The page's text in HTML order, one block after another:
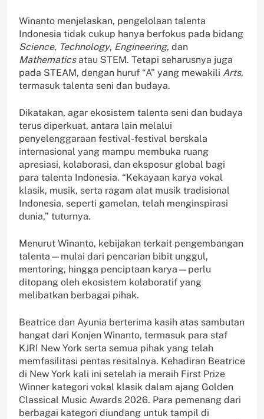
Winanto menjelaskan, pengelolaan talenta
Indonesia tidak cukup hanya berfokus pada bidang
Science, Technology, Engineering, dan
Mathematicsatau STEM. Tetapi seharusnya juga
pada STEAM, dengan huruf “A” yang mewakili Arts,
termasuk talenta seni dan budaya.
Dikatakan, agar ekosistem talenta seni dan budaya
terus diperkuat, antara lain melalui
penyelenggaraan festival-festival berskala
internasional yang mampu membuka ruang
apresiasi, kolaborasi, dan eksposur global bagi
para talenta Indonesia. “Kekayaan karya vokal
klasik, musik, serta ragam alat musik tradisional
Indonesia, seperti gamelan, telah menginspirasi
dunia,” tuturnya.
Menurut Winanto, kebijakan terkait pengembangan
talenta—mulai dari pencarian bibit unggul,
mentoring, hingga penciptaan karya—perlu
ditopang oleh ekosistem kolaboratif yang
melibatkan berbagai pihak.
Beatrice dan Ayunia berterima kasih atas sambutan
hangat dari Konjen Winanto, termasuk para staf
KJRI New York serta semua pihak yang telah
memfasilitasi pentas resitalnya. Kehadiran Beatrice
di New York kali ini setelah ia meraih First Prize
Winner kategori vokal klasik dalam ajang Golden
Classical Music Awards 2026. Para pemenang dari
berbagai kategori diundang untuk tampil di